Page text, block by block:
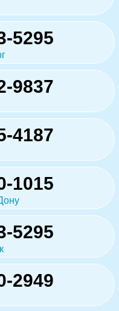
5295
9837
4187
1015
5295
2949